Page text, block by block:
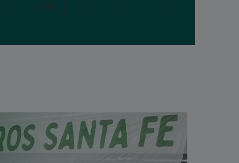
| | 391 | | | |